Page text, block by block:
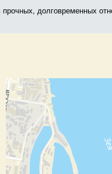
долговременных